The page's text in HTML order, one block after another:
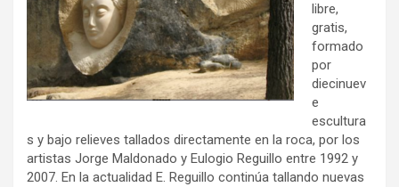
libre,
gratis,
formado
por
diecinuev
e
escultura
s y bajo relieves tallados directamente en la roca, por los
artistas Jorge Maldonado y Eulogio Reguillo entre 1992 y
2007. En la actualidad E. Reguillo continúa tallando nuevas